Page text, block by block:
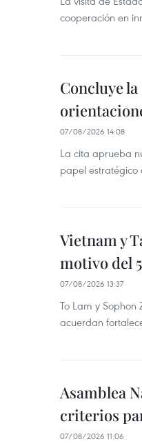
cooperación en
Concluye
07/08/2026 14:08
La cita aprueba
papel
Vietnam y
motivo del
07/08/2026 13:37
To Lam y
acuerdan
Asamblea
criterios
07/08/2026 11:06